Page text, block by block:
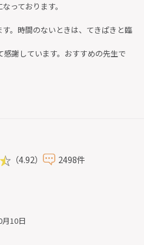
っております。
。時間のないときは、てきぱきと臨
謝しています。おすすめの先生で
（4.92） 2498件
月10日